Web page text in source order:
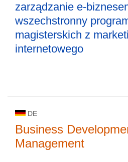
zarządzanie e-
wszechstronny
magisterskich z
internetowego
DE
Business
Management